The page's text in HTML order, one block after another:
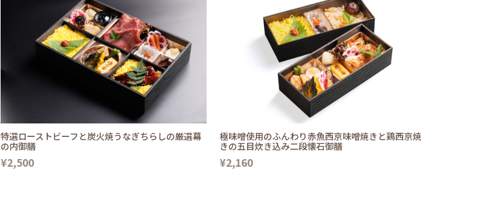
特選ローストビーフと炭火焼うなぎちらしの厳選幕
の内御膳
¥2,500
極味噌使用のふんわり赤魚西京味噌焼きと鶏西京焼
きの五目炊き込み二段懐石御膳
¥2,160